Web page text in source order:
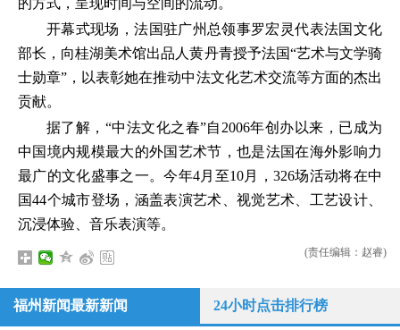
的方式，呈现时间与空间的流动。
开幕式现场，法国驻广州总领事罗宏灵代表法国文化
部长，向桂湖美术馆出品人黄丹青授予法国“艺术与文学骑
士勋章”，以表彰她在推动中法文化艺术交流等方面的杰出
贡献。
据了解，“中法文化之春”自2006年创办以来，已成为
中国境内规模最大的外国艺术节，也是法国在海外影响力
最广的文化盛事之一。今年4月至10月，326场活动将在中
国44个城市登场，涵盖表演艺术、视觉艺术、工艺设计、
沉浸体验、音乐表演等。
(责任编辑：赵睿)
福州新闻最新新闻 24小时点击排行榜